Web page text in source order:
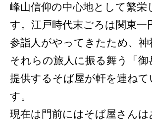
峰山信仰の中心地として繁栄
す。江戸時代末ごろは関東一
参詣人がやってきたため、神
それらの旅人に振る舞う「御
提供するそば屋が軒を連ね
す。
現在は門前にはそば屋さんは